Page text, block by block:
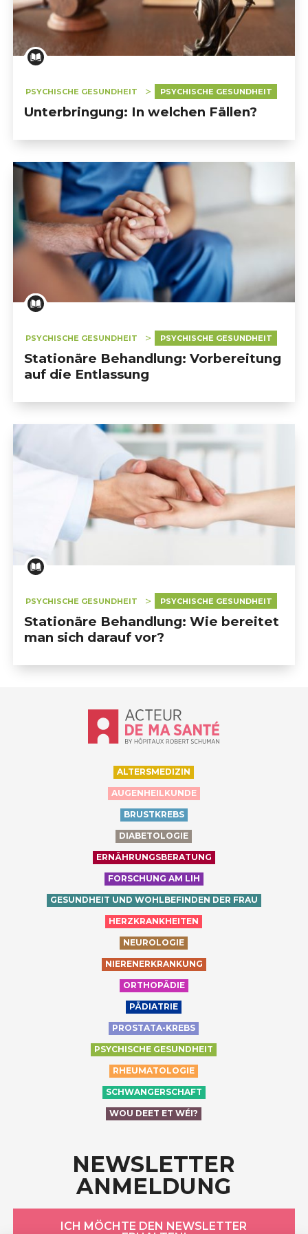
PSYCHISCHE GESUNDHEIT PSYCHISCHE GESUNDHEIT
Unterbringung: In welchen Fällen?
PSYCHISCHE GESUNDHEIT PSYCHISCHE GESUNDHEIT
Stationäre Behandlung: Vorbereitung
auf die Entlassung
PSYCHISCHE GESUNDHEIT PSYCHISCHE GESUNDHEIT
Stationäre Behandlung: Wie bereitet
man sich darauf vor?
Accueil - Acteur de ma santé, by
ALTERSMEDIZIN
AUGENHEILKUNDE
BRUSTKREBS
DIABETOLOGIE
ERNÄHRUNGSBERATUNG
FORSCHUNG AM LIH
GESUNDHEIT UND WOHLBEFINDEN DER FRAU
HERZKRANKHEITEN
NEUROLOGIE
NIERENERKRANKUNG
ORTHOPÄDIE
PÄDIATRIE
PROSTATA-KREBS
PSYCHISCHE GESUNDHEIT
RHEUMATOLOGIE
SCHWANGERSCHAFT
WOU DEET ET WÉI?
NEWSLETTER
ANMELDUNG
ICH MÖCHTE DEN NEWSLETTER